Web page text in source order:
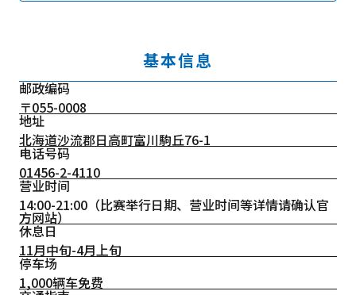
基本信息
邮政编码
〒055-0008
地址
北海道沙流郡日高町富川駒丘76-1
电话号码
01456-2-4110
营业时间
14:00-21:00（比赛举行日期、营业时间等详情请确认官
方网站）
休息日
11月中旬-4月上旬
停车场
1,000辆车免费